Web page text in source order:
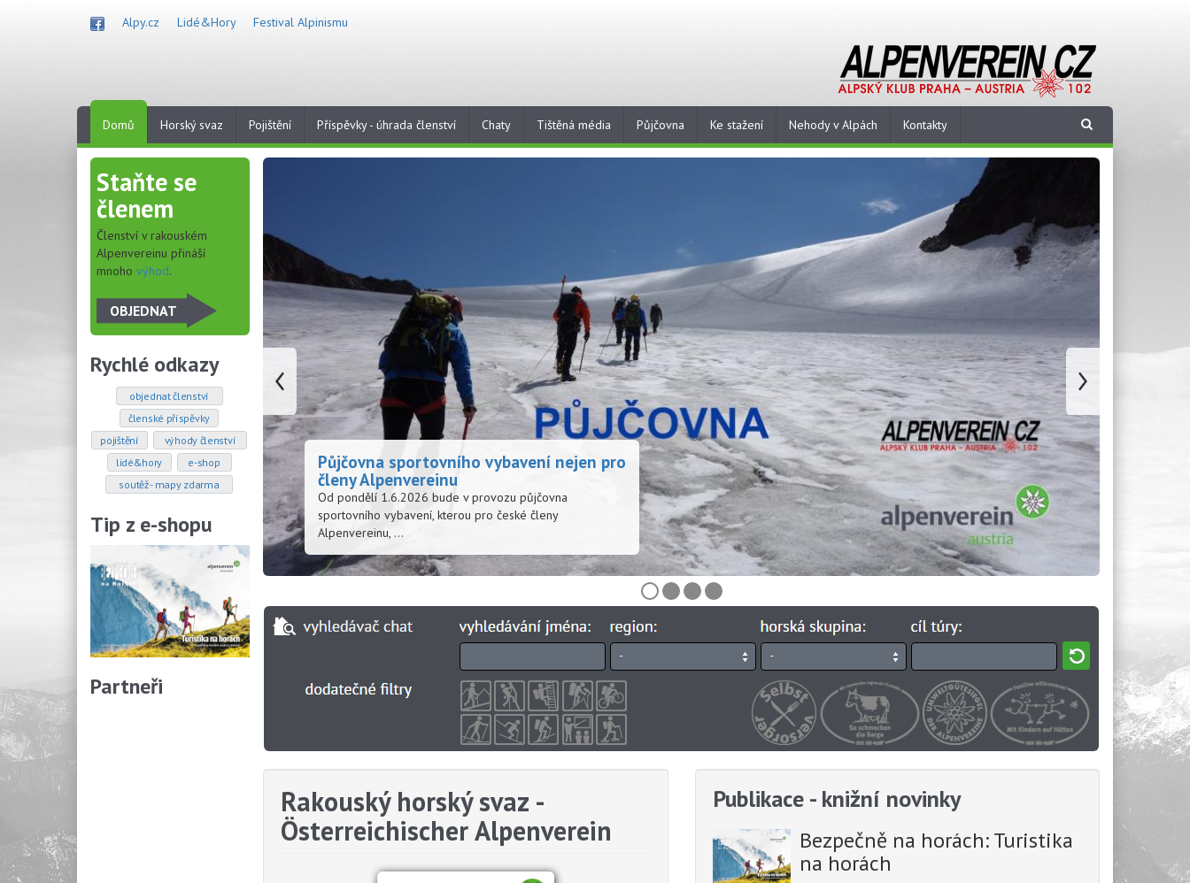
Alpy.cz Lidé&Hory Festival Alpinismu
Domů Horský svaz Pojištění Příspěvky - úhrada členství Chaty Tištěná média Půjčovna Ke stažení Nehody v Alpách Kontakty
Staňte se
členem
Členství v rakouském
Alpenvereinu přináší
mnoho výhod.
OBJEDNAT
Rychlé odkazy
objednat členství
členské příspěvky
pojištění
výhody členství
lidé&hory
e-shop
soutěž - mapy zdarma
Tip z e-shopu
Partneři
ZDARMA UBYTOVÁNÍ NA 18 HORSKÝCH
CHATÁCH V ALPÁCH
Každý člen ALPENVEREIN.CZ má možnost získat zdarma
ubytovací kupon (GUTSCHEIN) na letní sezonu 2026
(platnost od 1.6.…...
Rakouský horský svaz -
Österreichischer Alpenverein
Publikace - knižní novinky
Bezpečně na horách: Turistika
na horách